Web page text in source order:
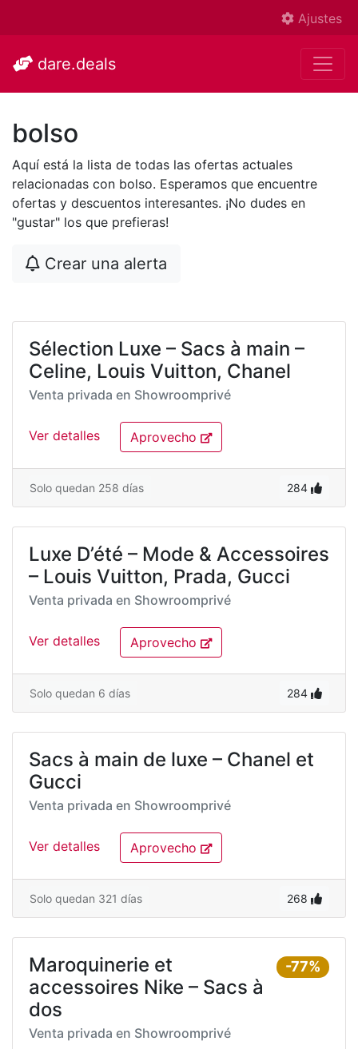
Ajustes
dare.deals
bolso
Aquí está la lista de todas las ofertas actuales
relacionadas con bolso. Esperamos que encuentre
ofertas y descuentos interesantes. ¡No dudes en
"gustar" los que prefieras!
Crear una alerta
Sélection Luxe – Sacs à main –
Celine, Louis Vuitton, Chanel
Venta privada en Showroomprivé
Ver detalles Aprovecho
Solo quedan 258 días 284
Luxe D’été – Mode & Accessoires
– Louis Vuitton, Prada, Gucci
Venta privada en Showroomprivé
Ver detalles Aprovecho
Solo quedan 6 días 284
Sacs à main de luxe – Chanel et
Gucci
Venta privada en Showroomprivé
Ver detalles Aprovecho
Solo quedan 321 días 268
-77%
Maroquinerie et
accessoires Nike – Sacs à
dos
Venta privada en Showroomprivé